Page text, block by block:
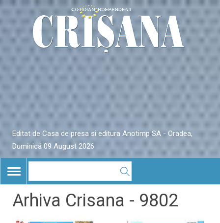
Editat de Casa de presa si editura Anotimp SA - Oradea,
Duminică 09 August 2026
TOGGLE
NAVIGATION
Arhiva Crisana - 9802